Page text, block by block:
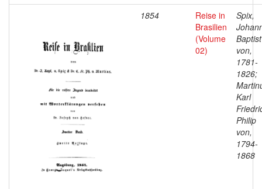
1854
Reise in
Brasilien
(Volume
02)
Spix,
Baptist
von,
1781-
1826;
Karl
Philip
von,
1794-
1868